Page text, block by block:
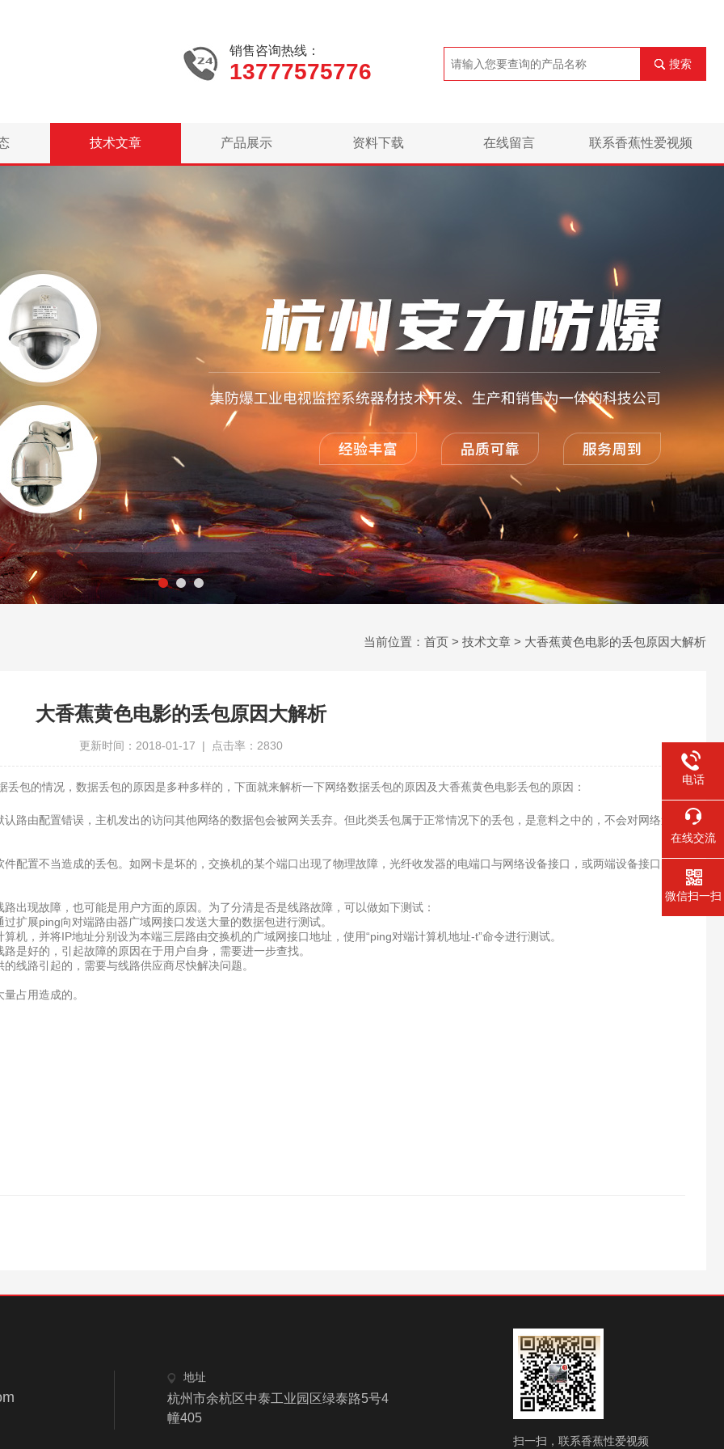
销售咨询热线：
13777575776 搜索
技术文章 产品展示 资料下载 在线留言 联系香蕉性爱视频
当前位置： 首页 > 技术文章 > 大香蕉黄色电影的丢包原因大解析
大香蕉黄色电影的丢包原因大解析
更新时间：2018-01-17 | 点击率：2830
的情况，数据丢包的原因是多种多样的，下面就来解析一下网络数据丢包的原因及大香蕉黄色电影丢包的原因：
置错误，主机发出的访问其他网络的数据包会被网关丢弃。但此类丢包属于正常情况下的丢包，是意料之中的，不会对网络造成
配置不当造成的丢包。如网卡是坏的，交换机的某个端口出现了物理故障，光纤收发器的电端口与网络设备接口，或两端设备接口的双
障，也可能是用户方面的原因。为了分清是否是线路故障，可以做如下测试：
扩展ping向对端路由器广域网接口发送大量的数据包进行测试。
，并将IP地址分别设为本端三层路由交换机的广域网接口地址，使用“ping对端计算机地址-t”命令进行测试。
，引起故障的原因在于用户自身，需要进一步查找。
引起的，需要与线路供应商尽快解决问题。
造成的。
地址
杭州市余杭区中泰工业园区绿泰路5号4
幢405
扫一扫，联系香蕉性爱视频
电话
在线交流
微信扫一扫